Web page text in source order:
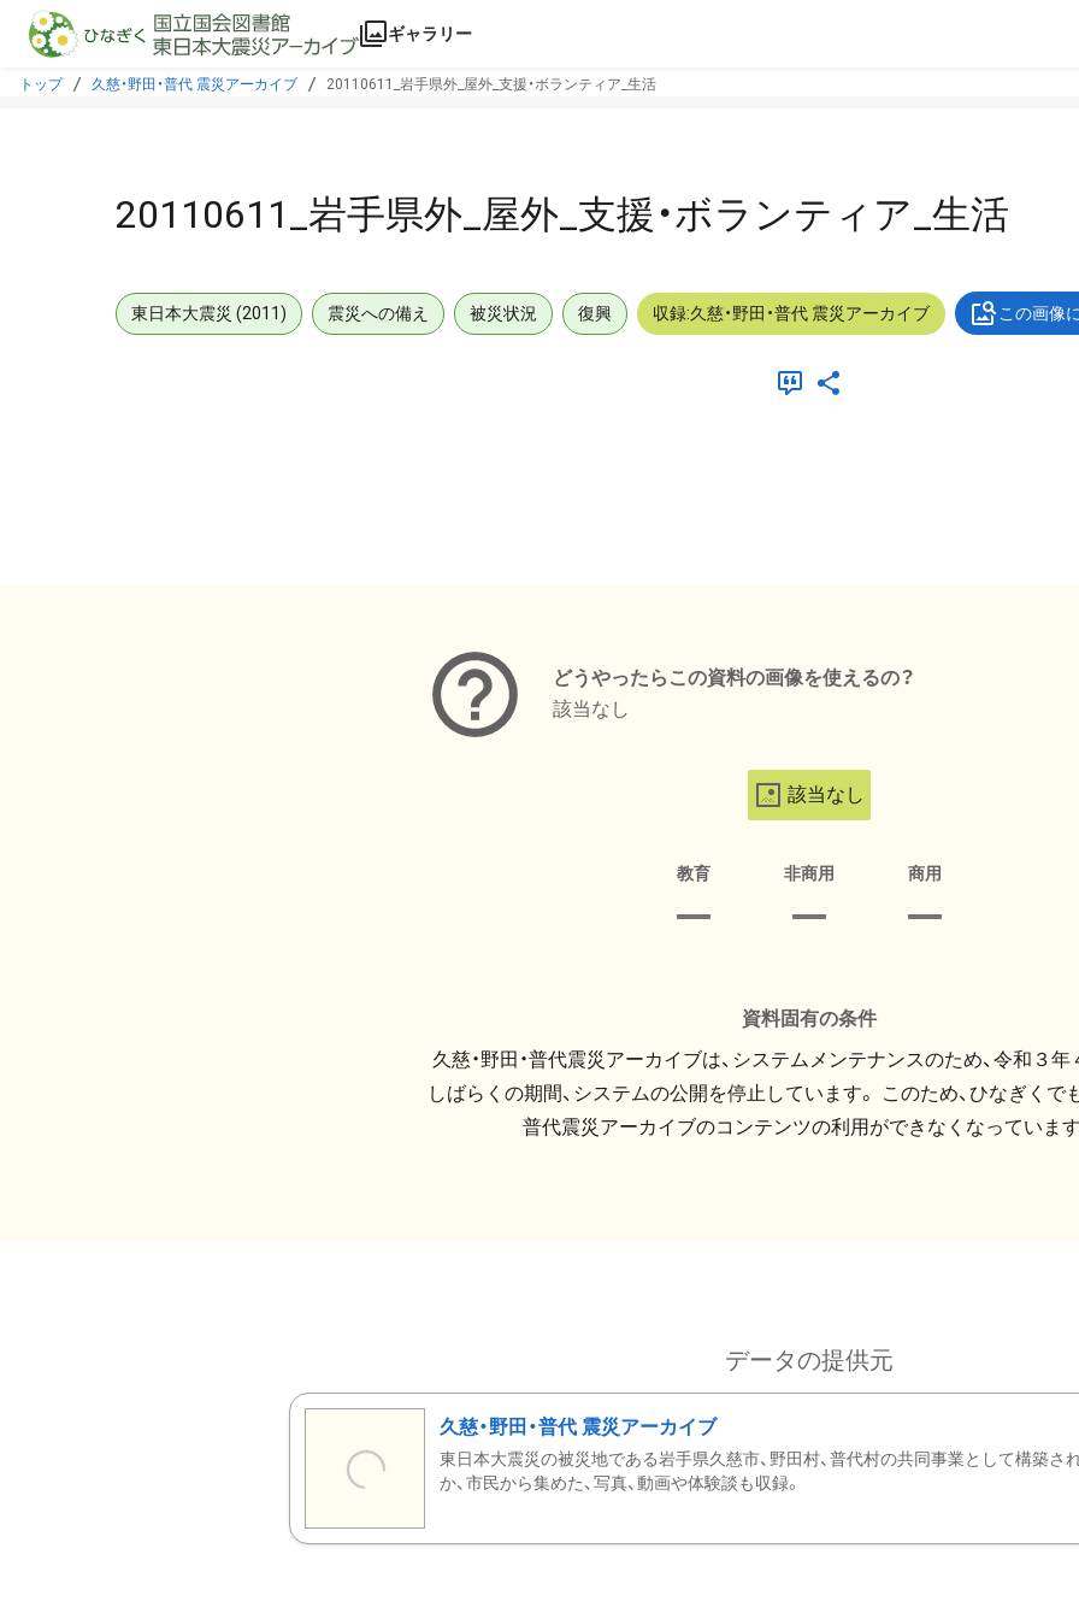
本文に飛ぶ
ギャラリー
トップ 久慈・野田・普代 震災アーカイブ 20110611_岩手県外_屋外_支援・ボランティア_生活
20110611_岩手県外_屋外_支援・ボランティア_生活
東日本大震災 (2011) 震災への備え 被災状況 復興 収録:久慈・野田・普代 震災アーカイブ この画像
どうやったらこの資料の画像を使えるの？
該当なし
該当なし
教育 非商用 商用
資料固有の条件
久慈・野田・普代震災アーカイブは、システムメンテナンスのため、令和３
しばらくの期間、システムの公開を停止しています。 このため、ひなぎくでも
普代震災アーカイブのコンテンツの利用ができなくなっています
データの提供元
久慈・野田・普代 震災アーカイブ
東日本大震災の被災地である岩手県久慈市、野田村、普代村の共同事業として構築さ
か、市民から集めた、写真、動画や体験談も収録。